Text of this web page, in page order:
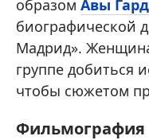
образом Авы
биографической
Мадрид».
группе добиться
чтобы сюжетом
Фильмография